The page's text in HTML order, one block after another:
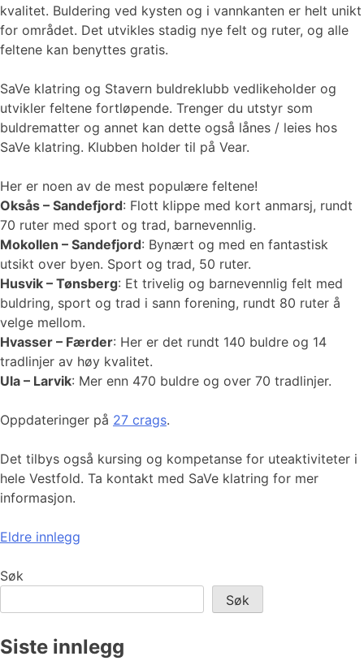
kvalitet. Buldering ved kysten og i vannkanten er helt unikt
for området. Det utvikles stadig nye felt og ruter, og alle
feltene kan benyttes gratis.
SaVe klatring og Stavern buldreklubb vedlikeholder og
utvikler feltene fortløpende. Trenger du utstyr som
buldrematter og annet kan dette også lånes / leies hos
SaVe klatring. Klubben holder til på Vear.
Her er noen av de mest populære feltene!
Oksås – Sandefjord: Flott klippe med kort anmarsj, rundt
70 ruter med sport og trad, barnevennlig.
Mokollen – Sandefjord: Bynært og med en fantastisk
utsikt over byen. Sport og trad, 50 ruter.
Husvik – Tønsberg: Et trivelig og barnevennlig felt med
buldring, sport og trad i sann forening, rundt 80 ruter å
velge mellom.
Hvasser – Færder: Her er det rundt 140 buldre og 14
tradlinjer av høy kvalitet.
Ula – Larvik: Mer enn 470 buldre og over 70 tradlinjer.
Oppdateringer på 27 crags.
Det tilbys også kursing og kompetanse for uteaktiviteter i
hele Vestfold. Ta kontakt med SaVe klatring for mer
informasjon.
Innleggnavigasjon
Eldre innlegg
Søk
Søk
Siste innlegg